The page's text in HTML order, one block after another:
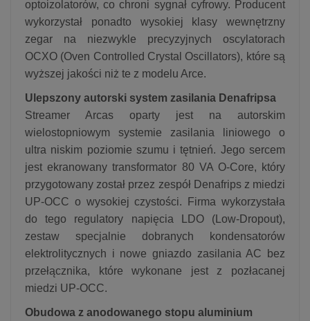
optoizolatorów, co chroni sygnał cyfrowy. Producent
wykorzystał ponadto wysokiej klasy wewnętrzny
zegar na niezwykle precyzyjnych oscylatorach
OCXO (Oven Controlled Crystal Oscillators), które są
wyższej jakości niż te z modelu Arce.
Ulepszony autorski system zasilania Denafripsa
Streamer Arcas oparty jest na autorskim
wielostopniowym systemie zasilania liniowego o
ultra niskim poziomie szumu i tętnień. Jego sercem
jest ekranowany transformator 80 VA O-Core, który
przygotowany został przez zespół Denafrips z miedzi
UP-OCC o wysokiej czystości. Firma wykorzystała
do tego regulatory napięcia LDO (Low-Dropout),
zestaw specjalnie dobranych kondensatorów
elektrolitycznych i nowe gniazdo zasilania AC bez
przełącznika, które wykonane jest z pozłacanej
miedzi UP-OCC.
Obudowa z anodowanego stopu aluminium